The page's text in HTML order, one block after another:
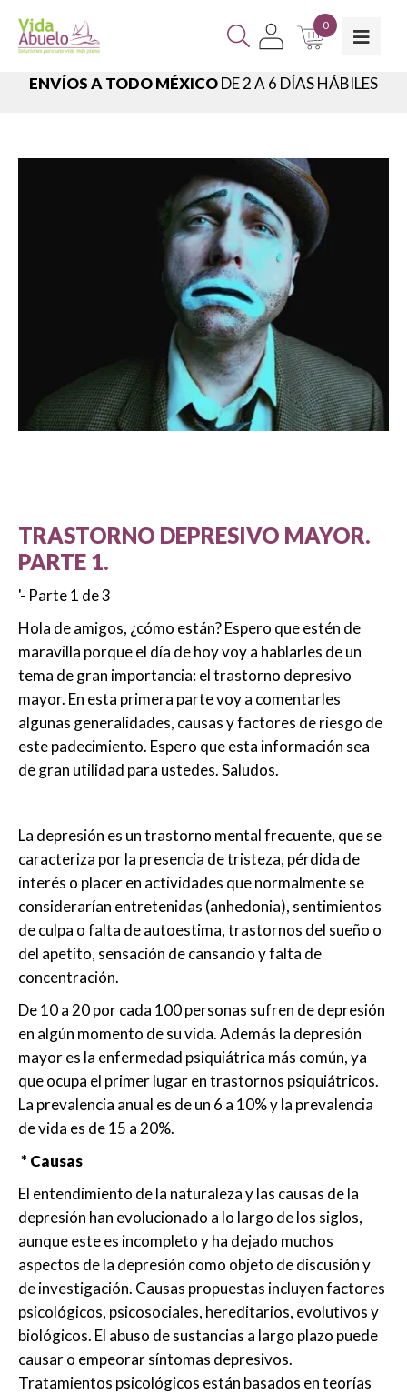
0
ENVÍOS A TODO MÉXICODE 2 A 6 DÍAS HÁBILES
TRASTORNO DEPRESIVO MAYOR.
PARTE 1.
'- Parte 1 de 3
Hola de amigos, ¿cómo están? Espero que estén de
maravilla porque el día de hoy voy a hablarles de un
tema de gran importancia: el trastorno depresivo
mayor. En esta primera parte voy a comentarles
algunas generalidades, causas y factores de riesgo de
este padecimiento. Espero que esta información sea
de gran utilidad para ustedes. Saludos.
La depresión es un trastorno mental frecuente, que se
caracteriza por la presencia de tristeza, pérdida de
interés o placer en actividades que normalmente se
considerarían entretenidas (anhedonia), sentimientos
de culpa o falta de autoestima, trastornos del sueño o
del apetito, sensación de cansancio y falta de
concentración.
De 10 a 20 por cada 100 personas sufren de depresión
en algún momento de su vida. Además la depresión
mayor es la enfermedad psiquiátrica más común, ya
que ocupa el primer lugar en trastornos psiquiátricos.
La prevalencia anual es de un 6 a 10% y la prevalencia
de vida es de 15 a 20%.
* Causas
El entendimiento de la naturaleza y las causas de la
depresión han evolucionado a lo largo de los siglos,
aunque este es incompleto y ha dejado muchos
aspectos de la depresión como objeto de discusión y
de investigación. Causas propuestas incluyen factores
psicológicos, psicosociales, hereditarios, evolutivos y
biológicos. El abuso de sustancias a largo plazo puede
causar o empeorar síntomas depresivos.
Tratamientos psicológicos están basados en teorías